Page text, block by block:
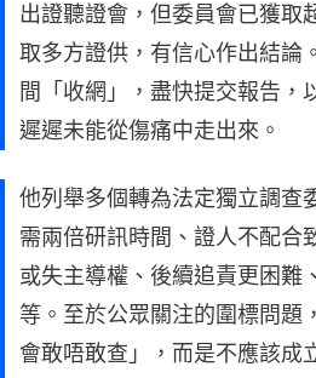
出證聽證會，但委員會已獲取
取多方證供，有信心作出結論
間「收網」，盡快提交報告，
遲遲未能從傷痛中走出來。
他列舉多個轉為法定獨立調查
需兩倍研訊時間、證人不配合
或失主導權、後續追責更困難
等。至於公眾關注的圍標問題
會敢唔敢查」，而是不應該成